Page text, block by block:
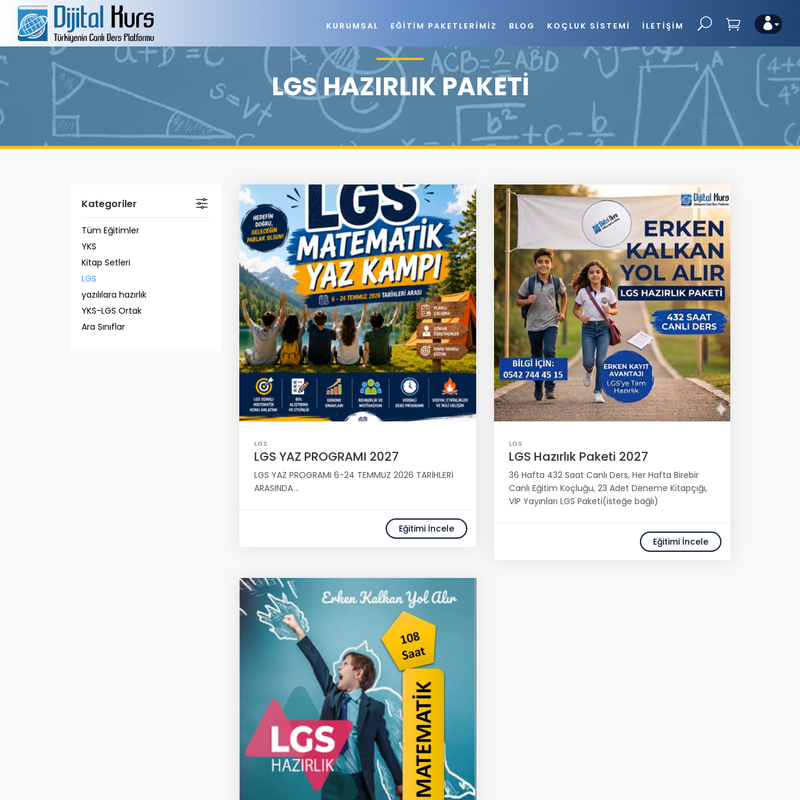
LGS HAZIRLIK PAKETI
Kategoriler
Tüm Eğitimler
YKS
Kitap Setleri
LGS
yazılılara hazırlık
YKS-LGS Ortak
Ara Sınıflar
LGS
LGS YAZ PROGRAMI 2027
LGS YAZ PROGRAMI 6-24 TEMMUZ 2026 TARİHLERİ
ARASINDA ..
Eğitimi İncele
LGS
LGS Hazırlık Paketi 2027
36 Hafta 432 Saat Canlı Ders, Her Hafta Birebir
Canlı Eğitim Koçluğu, 23 Adet Deneme Kitapçığı,
VİP Yayınları LGS Paketi(isteğe bağlı)
Eğitimi İncele
KURUMSAL EĞITIM PAKETLERIMIZ BLOG KOÇLUK SISTEMI İLETIŞIM